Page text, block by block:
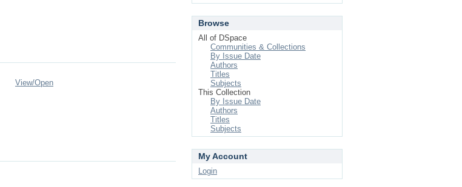
View/Open
Browse
All of DSpace
Communities & Collections
By Issue Date
Authors
Titles
Subjects
This Collection
By Issue Date
Authors
Titles
Subjects
My Account
Login